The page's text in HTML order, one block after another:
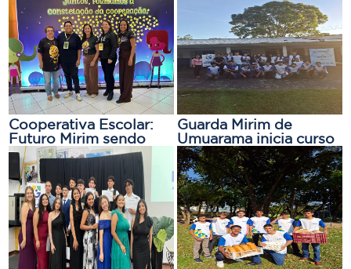
Cooperativa Escolar:
Futuro Mirim sendo
representada em
evento do Sicredi em
CURITIBA.
Guarda Mirim de
Umuarama inicia curso
de Assistente de
Tecnologia da
Informação em
parceria com o Senac